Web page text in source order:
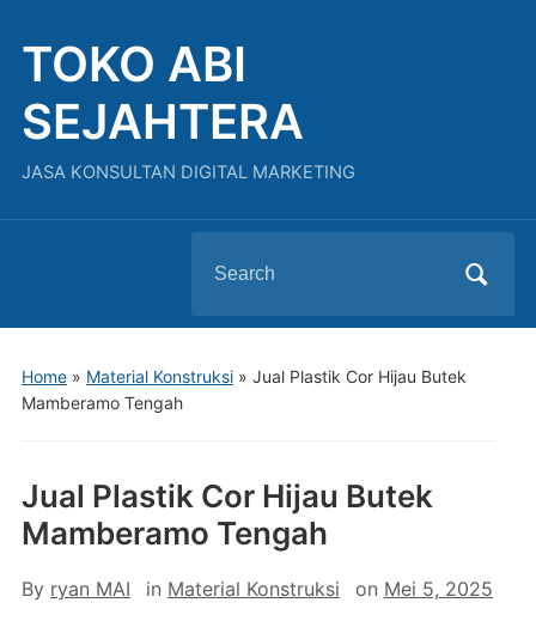
TOKO ABI
SEJAHTERA
JASA KONSULTAN DIGITAL MARKETING
for:
Home» Material Konstruksi» Jual Plastik Cor Hijau Butek
Mamberamo Tengah
Jual Plastik Cor Hijau Butek
Mamberamo Tengah
By ryan MAI in Material Konstruksi on Mei 5, 2025